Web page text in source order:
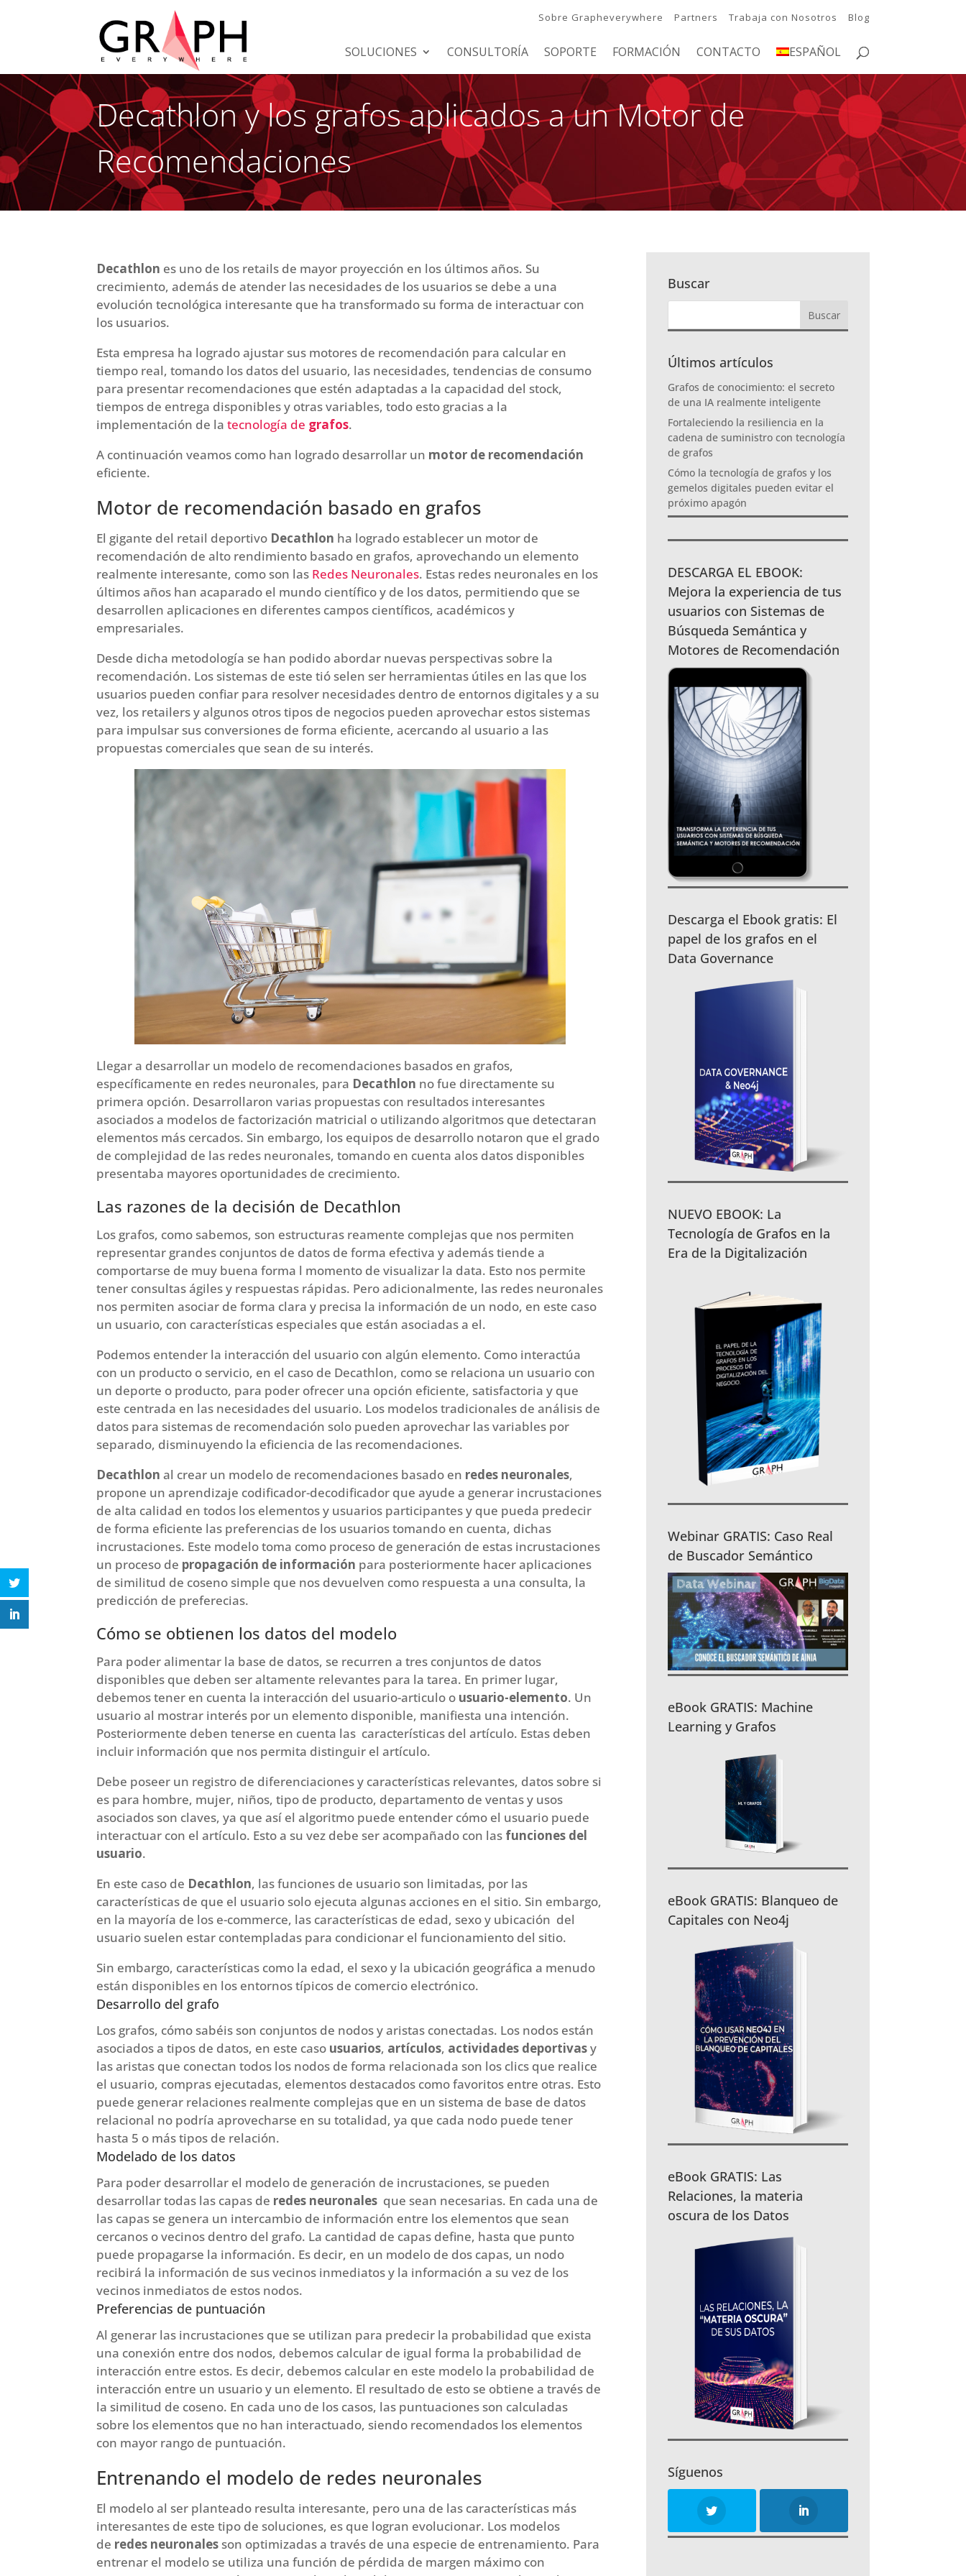
Sobre Grapheverywhere Partners Trabaja con Nosotros Blog
SOLUCIONES CONSULTORÍA SOPORTE FORMACIÓN CONTACTO ESPAÑOL
Decathlon y los grafos aplicados a un Motor de
Recomendaciones
Decathlon es uno de los retails de mayor proyección en los últimos años. Su
crecimiento, además de atender las necesidades de los usuarios se debe a una
evolución tecnológica interesante que ha transformado su forma de interactuar con
los usuarios.
Esta empresa ha logrado ajustar sus motores de recomendación para calcular en
tiempo real, tomando los datos del usuario, las necesidades, tendencias de consumo
para presentar recomendaciones que estén adaptadas a la capacidad del stock,
tiempos de entrega disponibles y otras variables, todo esto gracias a la
implementación de latecnología de grafos.
A continuación veamos como han logrado desarrollar un motor de recomendación
eficiente.
Motor de recomendación basado en grafos
El gigante del retail deportivo Decathlon ha logrado establecer un motor de
recomendación de alto rendimiento basado en grafos, aprovechando un elemento
realmente interesante, como son las Redes Neuronales. Estas redes neuronales en los
últimos años han acaparado el mundo científico y de los datos, permitiendo que se
desarrollen aplicaciones en diferentes campos científicos, académicos y
empresariales.
Desde dicha metodología se han podido abordar nuevas perspectivas sobre la
recomendación. Los sistemas de este tió selen ser herramientas útiles en las que los
usuarios pueden confiar para resolver necesidades dentro de entornos digitales y a su
vez, los retailers y algunos otros tipos de negocios pueden aprovechar estos sistemas
para impulsar sus conversiones de forma eficiente, acercando al usuario a las
propuestas comerciales que sean de su interés.
Llegar a desarrollar un modelo de recomendaciones basados en grafos,
específicamente en redes neuronales, para Decathlon no fue directamente su
primera opción. Desarrollaron varias propuestas con resultados interesantes
asociados a modelos de factorización matricial o utilizando algoritmos que detectaran
elementos más cercados. Sin embargo, los equipos de desarrollo notaron que el grado
de complejidad de las redes neuronales, tomando en cuenta alos datos disponibles
presentaba mayores oportunidades de crecimiento.
Las razones de la decisión de Decathlon
Los grafos, como sabemos, son estructuras reamente complejas que nos permiten
representar grandes conjuntos de datos de forma efectiva y además tiende a
comportarse de muy buena forma l momento de visualizar la data. Esto nos permite
tener consultas ágiles y respuestas rápidas. Pero adicionalmente, las redes neuronales
nos permiten asociar de forma clara y precisa la información de un nodo, en este caso
un usuario, con características especiales que están asociadas a el.
Podemos entender la interacción del usuario con algún elemento. Como interactúa
con un producto o servicio, en el caso de Decathlon, como se relaciona un usuario con
un deporte o producto, para poder ofrecer una opción eficiente, satisfactoria y que
este centrada en las necesidades del usuario. Los modelos tradicionales de análisis de
datos para sistemas de recomendación solo pueden aprovechar las variables por
separado, disminuyendo la eficiencia de las recomendaciones.
Decathlonal crear un modelo de recomendaciones basado en redes neuronales,
propone un aprendizaje codificador-decodificador que ayude a generar incrustaciones
de alta calidad en todos los elementos y usuarios participantes y que pueda predecir
de forma eficiente las preferencias de los usuarios tomando en cuenta, dichas
incrustaciones. Este modelo toma como proceso de generación de estas incrustaciones
un proceso de propagación de información para posteriormente hacer aplicaciones
de similitud de coseno simple que nos devuelven como respuesta a una consulta, la
predicción de preferecias.
Cómo se obtienen los datos del modelo
Para poder alimentar la base de datos, se recurren a tres conjuntos de datos
disponibles que deben ser altamente relevantes para la tarea. En primer lugar,
debemos tener en cuenta la interacción del usuario-articulo o usuario-elemento. Un
usuario al mostrar interés por un elemento disponible, manifiesta una intención.
Posteriormente deben tenerse en cuenta las características del artículo. Estas deben
incluir información que nos permita distinguir el artículo.
Debe poseer un registro de diferenciaciones y características relevantes, datos sobre si
es para hombre, mujer, niños, tipo de producto, departamento de ventas y usos
asociados son claves, ya que así el algoritmo puede entender cómo el usuario puede
interactuar con el artículo. Esto a su vez debe ser acompañado con las funciones del
usuario.
En este caso de Decathlon, las funciones de usuario son limitadas, por las
características de que el usuario solo ejecuta algunas acciones en el sitio. Sin embargo,
en la mayoría de los e-commerce, las características de edad, sexo y ubicación del
usuario suelen estar contempladas para condicionar el funcionamiento del sitio.
Sin embargo, características como la edad, el sexo y la ubicación geográfica a menudo
están disponibles en los entornos típicos de comercio electrónico.
Desarrollo del grafo
Los grafos, cómo sabéis son conjuntos de nodos y aristas conectadas. Los nodos están
asociados a tipos de datos, en este caso usuarios, artículos, actividades deportivasy
las aristas que conectan todos los nodos de forma relacionada son los clics que realice
el usuario, compras ejecutadas, elementos destacados como favoritos entre otras. Esto
puede generar relaciones realmente complejas que en un sistema de base de datos
relacional no podría aprovecharse en su totalidad, ya que cada nodo puede tener
hasta 5 o más tipos de relación.
Modelado de los datos
Para poder desarrollar el modelo de generación de incrustaciones, se pueden
desarrollar todas las capas de redes neuronales que sean necesarias. En cada una de
las capas se genera un intercambio de información entre los elementos que sean
cercanos o vecinos dentro del grafo. La cantidad de capas define, hasta que punto
puede propagarse la información. Es decir, en un modelo de dos capas, un nodo
recibirá la información de sus vecinos inmediatos y la información a su vez de los
vecinos inmediatos de estos nodos.
Preferencias de puntuación
Al generar las incrustaciones que se utilizan para predecir la probabilidad que exista
una conexión entre dos nodos, debemos calcular de igual forma la probabilidad de
interacción entre estos. Es decir, debemos calcular en este modelo la probabilidad de
interacción entre un usuario y un elemento. El resultado de esto se obtiene a través de
la similitud de coseno. En cada uno de los casos, las puntuaciones son calculadas
sobre los elementos que no han interactuado, siendo recomendados los elementos
con mayor rango de puntuación.
Entrenando el modelo de redes neuronales
El modelo al ser planteado resulta interesante, pero una de las características más
interesantes de este tipo de soluciones, es que logran evolucionar. Los modelos
de redes neuronalesson optimizadas a través de una especie de entrenamiento. Para
entrenar el modelo se utiliza una función de pérdida de margen máximo con
Buscar
Últimos artículos
Grafos de conocimiento: el secreto
de una IA realmente inteligente
Fortaleciendo la resiliencia en la
cadena de suministro con tecnología
de grafos
Cómo la tecnología de grafos y los
gemelos digitales pueden evitar el
próximo apagón
DESCARGA EL EBOOK:
Mejora la experiencia de tus
usuarios con Sistemas de
Búsqueda Semántica y
Motores de Recomendación
Descarga el Ebook gratis: El
papel de los grafos en el
Data Governance
NUEVO EBOOK: La
Tecnología de Grafos en la
Era de la Digitalización
Webinar GRATIS: Caso Real
de Buscador Semántico
eBook GRATIS: Machine
Learning y Grafos
eBook GRATIS: Blanqueo de
Capitales con Neo4j
eBook GRATIS: Las
Relaciones, la materia
oscura de los Datos
Síguenos